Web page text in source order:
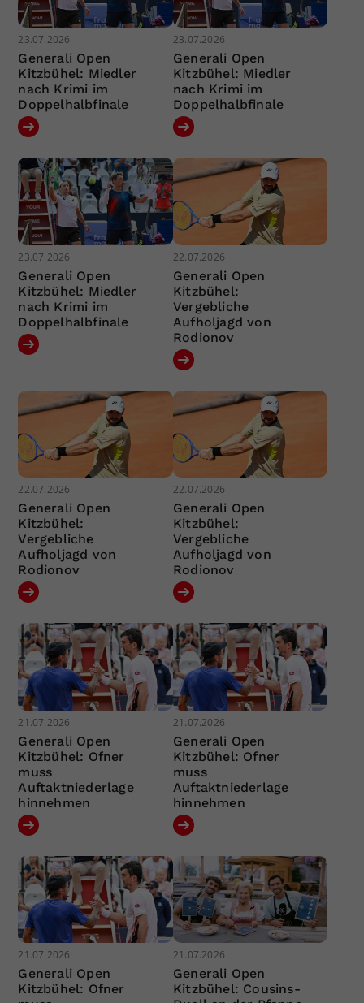
23.07.2026
Generali Open
Kitzbühel: Miedler
nach Krimi im
Doppelhalbfinale
23.07.2026
Generali Open
Kitzbühel: Miedler
nach Krimi im
Doppelhalbfinale
23.07.2026
Generali Open
Kitzbühel: Miedler
nach Krimi im
Doppelhalbfinale
22.07.2026
Generali Open
Kitzbühel:
Vergebliche
Aufholjagd von
Rodionov
22.07.2026
Generali Open
Kitzbühel:
Vergebliche
Aufholjagd von
Rodionov
22.07.2026
Generali Open
Kitzbühel:
Vergebliche
Aufholjagd von
Rodionov
21.07.2026
Generali Open
Kitzbühel: Ofner
muss
Auftaktniederlage
hinnehmen
21.07.2026
Generali Open
Kitzbühel: Ofner
muss
Auftaktniederlage
hinnehmen
21.07.2026
Generali Open
Kitzbühel: Ofner
21.07.2026
Generali Open
Kitzbühel: Cousins-